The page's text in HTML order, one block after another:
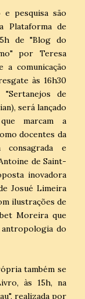
e pesquisa são
Plataforma de
de "Blog do
por Teresa
comunicação
às 16h30
de
será lançado
marcam a
docentes da
e
de Saint-
inovadora
Josué Limeira
ilustrações de
Moreira que
do
também se
às 15h, na
realizada por